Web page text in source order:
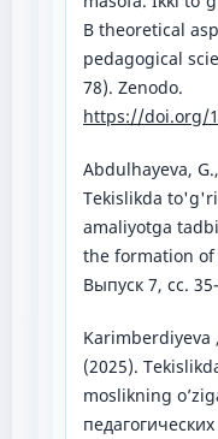
В theoretical
pedagogical
78). Zenodo.
https://doi.org/
Abdulhayeva,
Tekislikda
amaliyotga
the formation of
Выпуск 7, сс.
Karimberdiyeva
(2025).
moslikning